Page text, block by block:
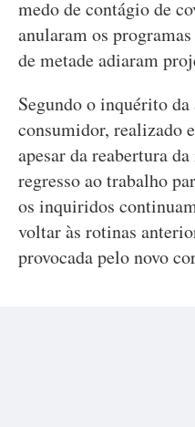
medo de contágio de
anularam os
de metade adiaram
Segundo o inquérito da
consumidor, realizado
apesar da reabertura
regresso ao trabalho
os inquiridos
voltar às rotinas
provocada pelo novo